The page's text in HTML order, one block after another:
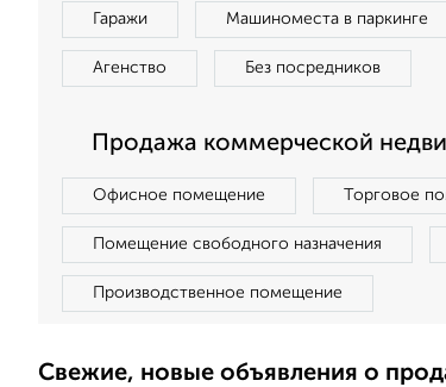
Гаражи Машиноместа в паркинге
Агенство Без посредников
Продажа коммерческой
Офисное помещение Торговое
Помещение свободного назначения
Производственное помещение
Свежие, новые объявления о